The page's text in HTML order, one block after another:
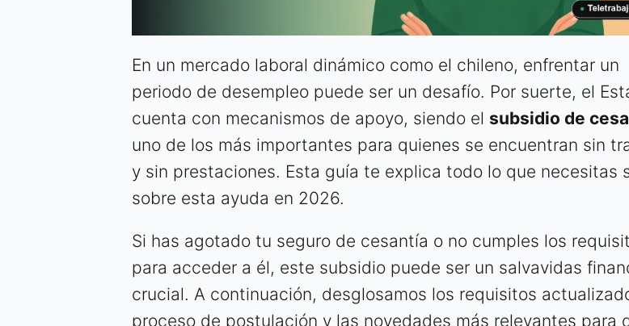
En un mercado laboral dinámico como el chileno, enfrentar un
periodo de desempleo puede ser un desafío. Por suerte, el
cuenta con mecanismos de apoyo, siendo el subsidio de
uno de los más importantes para quienes se encuentran sin
y sin prestaciones. Esta guía te explica todo lo que necesitas
sobre esta ayuda en 2026.
Si has agotado tu seguro de cesantía o no cumples los
para acceder a él, este subsidio puede ser un salvavidas
crucial. A continuación, desglosamos los requisitos
proceso de postulación y las novedades más relevantes para